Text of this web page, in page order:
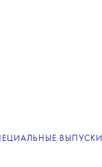
ВЫПУСКИ